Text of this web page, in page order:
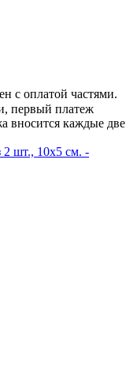
с оплатой частями.
первый платеж
вносится каждые две
шт., 10x5 см. -